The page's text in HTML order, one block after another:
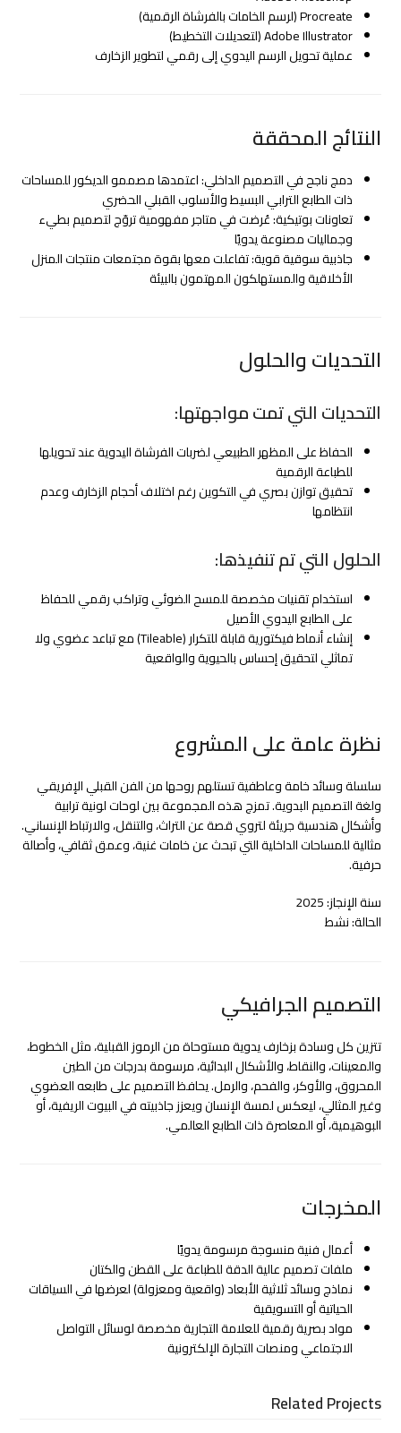
Procreate (لرسم الخامات بالفرشاة الرقمية)
Adobe Illustrator (لتعديلات التخطيط)
عملية تحويل الرسم اليدوي إلى رقمي لتطوير الزخارف
النتائج المحققة
دمج ناجح في التصميم الداخلي: اعتمدها مصممو الديكور للمساحات
ذات الطابع الترابي البسيط والأسلوب القبلي الحضري
تعاونات بوتيكية: عُرضت في متاجر مفهومية تروّج لتصميم بطيء
وجماليات مصنوعة يدويًا
جاذبية سوقية قوية: تفاعلت معها بقوة مجتمعات منتجات المنزل
الأخلاقية والمستهلكون المهتمون بالبيئة
التحديات والحلول
التحديات التي تمت مواجهتها:
الحفاظ على المظهر الطبيعي لضربات الفرشاة اليدوية عند تحويلها
للطباعة الرقمية
تحقيق توازن بصري في التكوين رغم اختلاف أحجام الزخارف وعدم
انتظامها
الحلول التي تم تنفيذها:
استخدام تقنيات مخصصة للمسح الضوئي وتراكب رقمي للحفاظ
على الطابع اليدوي الأصيل
إنشاء أنماط فيكتورية قابلة للتكرار (Tileable) مع تباعد عضوي ولا
تماثلي لتحقيق إحساس بالحيوية والواقعية
نظرة عامة على المشروع
سلسلة وسائد خامة وعاطفية تستلهم روحها من الفن القبلي الإفريقي
ولغة التصميم البدوية. تمزج هذه المجموعة بين لوحات لونية ترابية
وأشكال هندسية جريئة لتروي قصة عن التراث، والتنقل، والارتباط الإنساني.
مثالية للمساحات الداخلية التي تبحث عن خامات غنية، وعمق ثقافي، وأصالة
حرفية.
سنة الإنجاز: 2025
الحالة: نشط
التصميم الجرافيكي
تتزين كل وسادة بزخارف يدوية مستوحاة من الرموز القبلية، مثل الخطوط،
والمعينات، والنقاط، والأشكال البدائية، مرسومة بدرجات من الطين
المحروق، والأوكر، والفحم، والرمل. يحافظ التصميم على طابعه العضوي
وغير المثالي، ليعكس لمسة الإنسان ويعزز جاذبيته في البيوت الريفية، أو
البوهيمية، أو المعاصرة ذات الطابع العالمي.
المخرجات
أعمال فنية منسوجة مرسومة يدويًا
ملفات تصميم عالية الدقة للطباعة على القطن والكتان
نماذج وسائد ثلاثية الأبعاد (واقعية ومعزولة) لعرضها في السياقات
الحياتية أو التسويقية
مواد بصرية رقمية للعلامة التجارية مخصصة لوسائل التواصل
الاجتماعي ومنصات التجارة الإلكترونية
Related Projects